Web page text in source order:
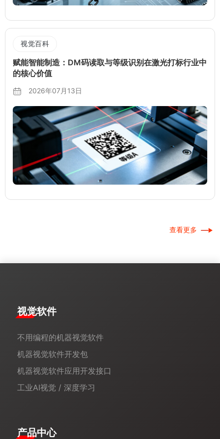
视觉百科
赋能智能制造：DM码读取与等级识别在激光打标行业中
的核心价值
2026年07月13日
查看更多
视觉软件
不用编程的机器视觉软件
机器视觉软件开发包
机器视觉软件应用开发接口
工业AI视觉 / 深度学习
产品中心